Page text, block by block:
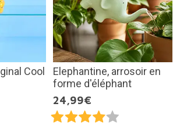
Cool
Elephantine, arrosoir en
forme d'éléphant
24,99€